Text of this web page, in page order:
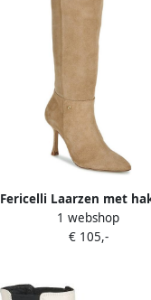
Fericelli Laarzen met
PRIMINA
1 webshop
€ 105,-